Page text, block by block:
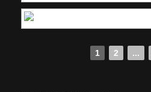
1 2 ...